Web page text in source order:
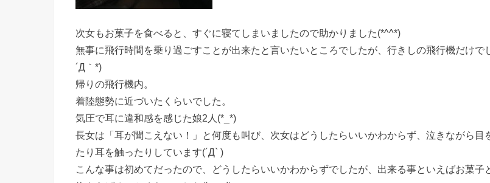
次女もお菓子を食べると、すぐに寝てしまいましたので助かりました(*^^*)
無事に飛行時間を乗り過ごすことが出来たと言いたいところでしたが、行きしの飛行機だけで
´Д｀*)
帰りの飛行機内。
着陸態勢に近づいたくらいでした。
気圧で耳に違和感を感じた娘2人(*_*)
長女は「耳が聞こえない！」と何度も叫び、次女はどうしたらいいかわからず、泣きながら目
たり耳を触ったりしています(´Д` )
こんな事は初めてだったので、どうしたらいいかわからずでしたが、出来る事といえばお菓子